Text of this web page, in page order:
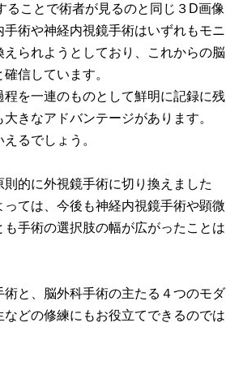
ことで術者が見るのと同じ３D画像
術や神経内視鏡手術はいずれもモニ
られようとしており、これからの脳
信しています。
を一連のものとして鮮明に記録に残
きなアドバンテージがあります。
るでしょう。
的に外視鏡手術に切り換えました
ては、今後も神経内視鏡手術や顕微
手術の選択肢の幅が広がったことは
と、脳外科手術の主たる４つのモダ
どの修練にもお役立てできるのでは